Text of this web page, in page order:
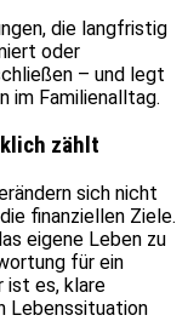
die langfristig
oder
– und legt
im Familienalltag.
zählt
sich nicht
finanziellen Ziele.
eigene Leben zu
für ein
ist es, klare
Lebenssituation